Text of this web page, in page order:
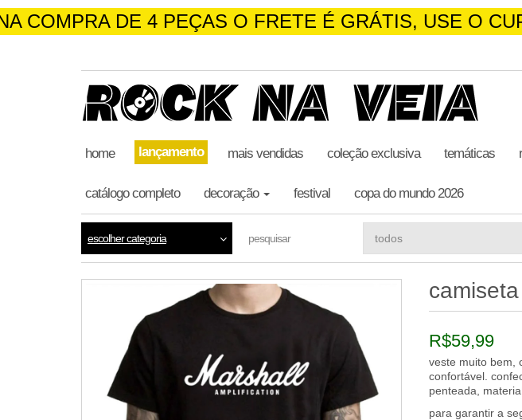
COMPRA DE 4 PEÇAS O FRETE É GRÁTIS, USE O
home lançamento mais vendidas coleção exclusiva temáticas
catálogo completo decoração festival copa do mundo 2026
escolher categoria pesquisar
R$59,99
veste muito bem,
confortável.
penteada,
para garantir a